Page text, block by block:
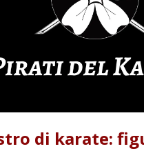
di karate: